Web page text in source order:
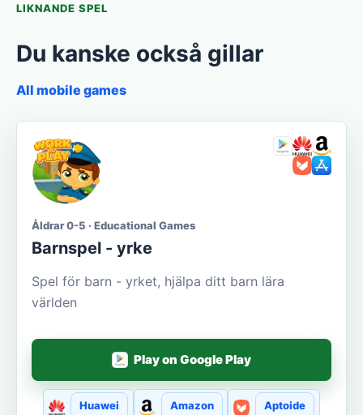
LIKNANDE SPEL
Du kanske också gillar
All mobile games
Åldrar 0-5 · Educational Games
Barnspel - yrke
Spel för barn - yrket, hjälpa ditt barn lära
världen
Play on Google Play
Huawei Amazon Aptoide